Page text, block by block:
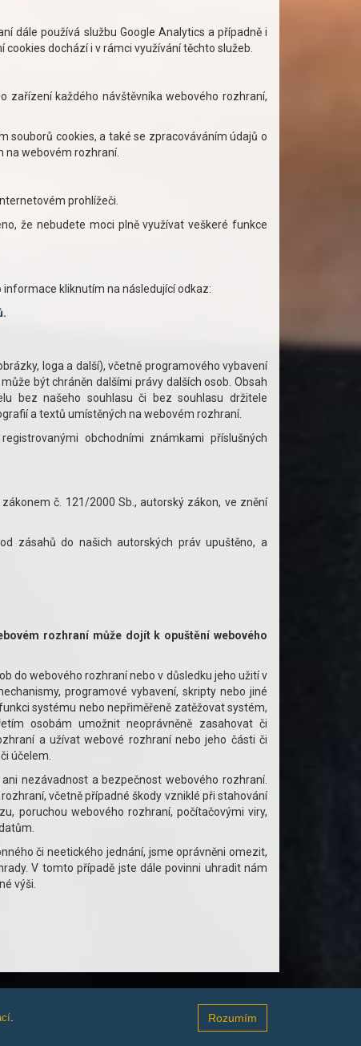
dále používá službu Google Analytics a případně i
cookies dochází i v rámci využívání těchto služeb.
zařízení každého návštěvníka webového rozhraní,
souborů cookies, a také se zpracováváním údajů o
na webovém rozhraní.
prohlížeči.
že nebudete moci plně využívat veškeré funkce
informace kliknutím na následující odkaz:
.
loga a další), včetně programového vybavení
být chráněn dalšími právy dalších osob. Obsah
bez našeho souhlasu či bez souhlasu držitele
a textů umístěných na webovém rozhraní.
obchodními známkami příslušných
č. 121/2000 Sb., autorský zákon, ve znění
zásahů do našich autorských práv upuštěno, a
rozhraní může dojít k opuštění webového
webového rozhraní nebo v důsledku jeho užití v
programové vybavení, skripty nebo jiné
systému nebo nepřiměřeně zatěžovat systém,
osobám umožnit neoprávněně zasahovat či
a užívat webové rozhraní nebo jeho části či
účelem.
a bezpečnost webového rozhraní.
včetně případné škody vzniklé při stahování
poruchou webového rozhraní, počítačovými viry,
či neetického jednání, jsme oprávněni omezit,
V tomto případě jste dále povinni uhradit nám
výši.
Mapa stránek
. Rozumím